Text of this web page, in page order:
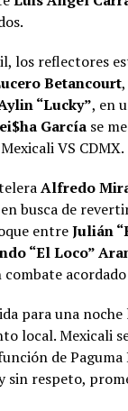
los reflectores
Betancourt
“Lucky”, en
García se
VS CDMX.
Alfredo
busca de
entreJulián
“El Loco”
combate
para una
local. Mexicali
de
sin respeto,